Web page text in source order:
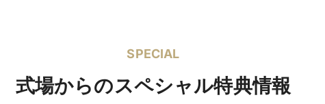
SPECIAL
式場からのスペシャル特典情報